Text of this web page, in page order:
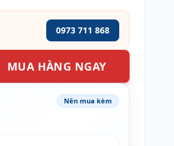
0973 711 868
MUA HÀNG NGAY
Nên mua kèm